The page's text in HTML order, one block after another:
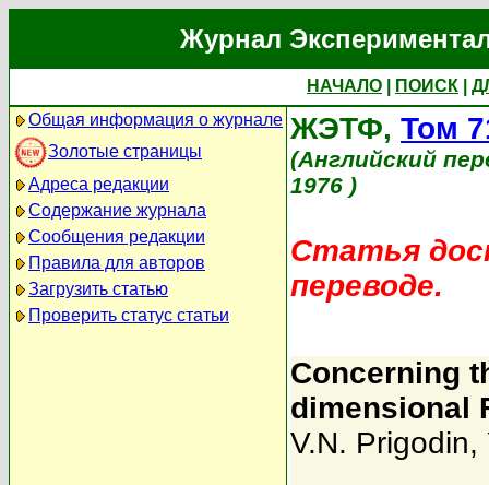
Журнал
НАЧАЛО ПОИСК
Общая информация о журнале
Золотые страницы
Адреса редакции
Содержание журнала
Сообщения редакции
Правила для авторов
Загрузить статью
Проверить статус статьи
ЖЭТФ, Том
(Английский
1976 )
Статья
переводе.
Concerning
dimensional
V.N. Prigodin,